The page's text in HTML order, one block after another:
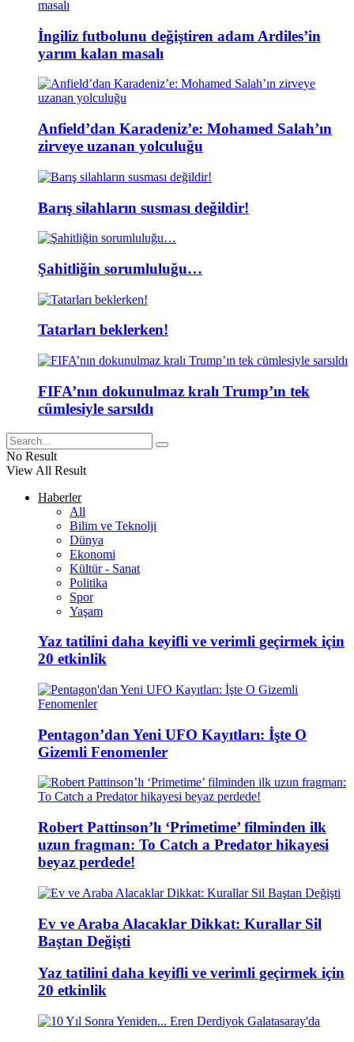
İngiliz futbolunu değiştiren adam Ardiles’in
yarım kalan masalı
Anfield’dan Karadeniz’e: Mohamed Salah’ın
zirveye uzanan yolculuğu
Barış silahların susması değildir!
Şahitliğin sorumluluğu…
Tatarları beklerken!
FIFA’nın dokunulmaz kralı Trump’ın tek
cümlesiyle sarsıldı
No Result
View All Result
Haberler
All
Bilim ve Teknolji
Dünya
Ekonomi
Kültür - Sanat
Politika
Spor
Yaşam
Yaz tatilini daha keyifli ve verimli geçirmek için
20 etkinlik
Pentagon’dan Yeni UFO Kayıtları: İşte O
Gizemli Fenomenler
Robert Pattinson’lı ‘Primetime’ filminden ilk
uzun fragman: To Catch a Predator hikayesi
beyaz perdede!
Ev ve Araba Alacaklar Dikkat: Kurallar Sil
Baştan Değişti
Yaz tatilini daha keyifli ve verimli geçirmek için
20 etkinlik